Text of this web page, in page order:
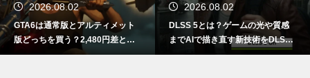
2026.08.02
GTA6は通常版とアルティメット
版どっちを買う？2,480円差と予
約特典の違い
2026.08.02
DLSS 5とは？ゲームの光や質感
までAIで描き直す新技術をDLSS
4.5と比較